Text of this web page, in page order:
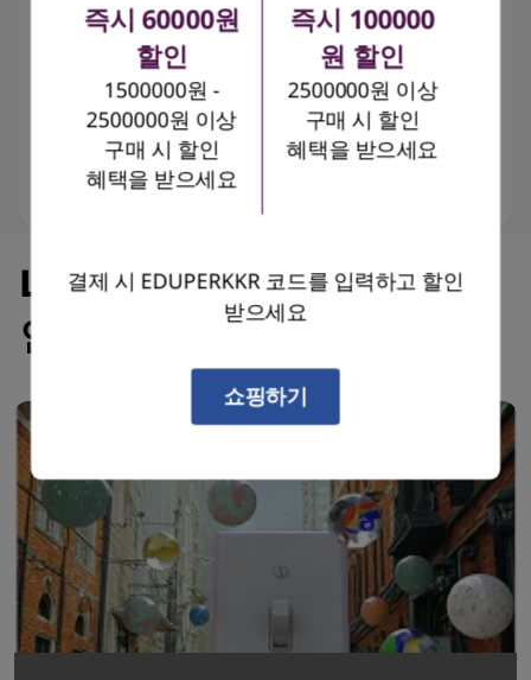
니다" - Matthew Moniz
시계 리뷰 제품 구매하기
Lenovo와 함께하는 창의적
인 프로젝트
즉시 60000원
할인
1500000원 -
2500000원 이상
구매 시 할인
혜택을 받으세요
즉시 100000
원 할인
2500000원 이상
구매 시 할인
혜택을 받으세요
결제 시 EDUPERKKR 코드를 입력하고 할인
받으세요
쇼핑하기